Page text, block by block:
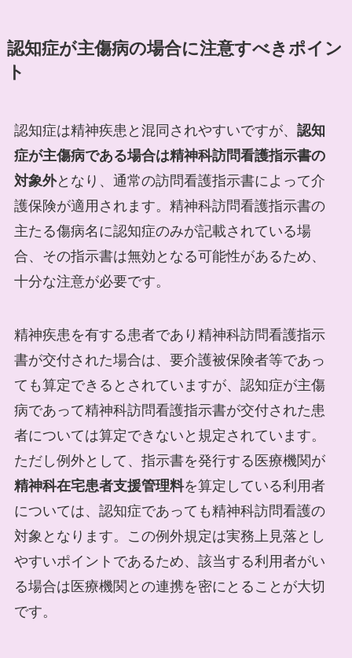
認知症が主傷病の場合に注意すべきポイン
ト
認知症は精神疾患と混同されやすいですが、 認知
症が主傷病である場合は精神科訪問看護指示書の
対象外となり、通常の訪問看護指示書によって介
護保険が適用されます。精神科訪問看護指示書の
主たる傷病名に認知症のみが記載されている場
合、その指示書は無効となる可能性があるため、
十分な注意が必要です。
精神疾患を有する患者であり精神科訪問看護指示
書が交付された場合は、要介護被保険者等であっ
ても算定できるとされていますが、認知症が主傷
病であって精神科訪問看護指示書が交付された患
者については算定できないと規定されています。
ただし例外として、指示書を発行する医療機関が
精神科在宅患者支援管理料を算定している利用者
については、認知症であっても精神科訪問看護の
対象となります。この例外規定は実務上見落とし
やすいポイントであるため、該当する利用者がい
る場合は医療機関との連携を密にとることが大切
です。